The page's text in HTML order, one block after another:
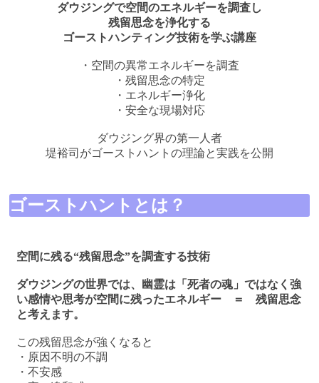
ダウジングで空間のエネルギーを調査し
残留思念を浄化する
ゴーストハンティング技術を学ぶ講座
・空間の異常エネルギーを調査
・残留思念の特定
・エネルギー浄化
・安全な現場対応
ダウジング界の第一人者
堤裕司がゴーストハントの理論と実践を公開
ゴーストハントとは？
空間に残る“残留思念”を調査する技術
ダウジングの世界では、幽霊は「死者の魂」ではなく強
い感情や思考が空間に残ったエネルギー ＝ 残留思念
と考えます。
この残留思念が強くなると
・原因不明の不調
・不安感